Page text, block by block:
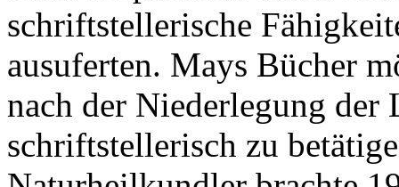
schriftstellerische
ausuferten. Mays Bücher
nach der Niederlegung der
schriftstellerisch zu